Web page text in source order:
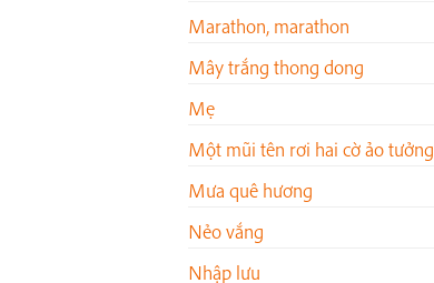
Marathon, marathon
Mây trắng thong dong
Mẹ
Một mũi tên rơi hai cờ ảo tưởng
Mưa quê hương
Nẻo vắng
Nhập lưu